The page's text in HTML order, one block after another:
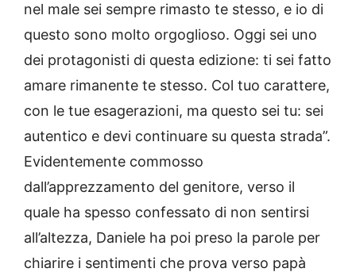
nel male sei sempre rimasto te stesso, e io di
questo sono molto orgoglioso. Oggi sei uno
dei protagonisti di questa edizione: ti sei fatto
amare rimanente te stesso. Col tuo carattere,
con le tue esagerazioni, ma questo sei tu: sei
autentico e devi continuare su questa strada”.
Evidentemente commosso
dall’apprezzamento del genitore, verso il
quale ha spesso confessato di non sentirsi
all’altezza, Daniele ha poi preso la parole per
chiarire i sentimenti che prova verso papà